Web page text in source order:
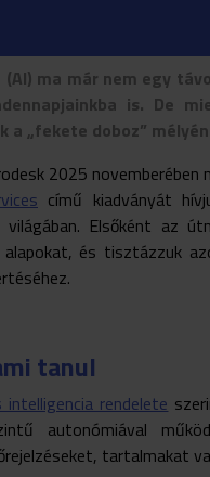
(AI) ma már nem egy
is. De
a „fekete doboz”
2025 novemberében
című kiadványát
világában. Elsőként az
alapokat, és tisztázzuk
tanul
intelligencia rendelete
autonómiával
tartalmakat